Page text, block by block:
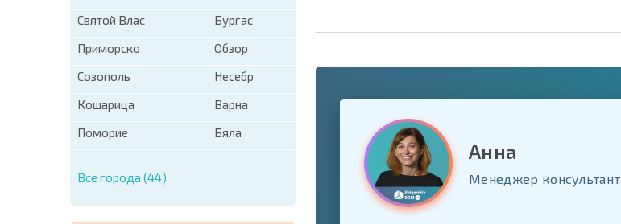
Святой Влас
Бургас
Приморско
Обзор
Созополь
Несебр
Кошарица
Варна
Поморие
Бяла
Все города (44)
United
+1
* Поля обязательные для заполнения
Свернуть форму
Анна
Менеджер консультант